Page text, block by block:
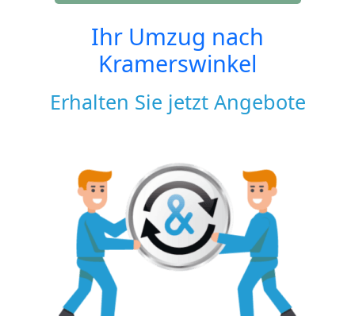
Ihr Umzug nach
Kramerswinkel
Erhalten Sie jetzt Angebote